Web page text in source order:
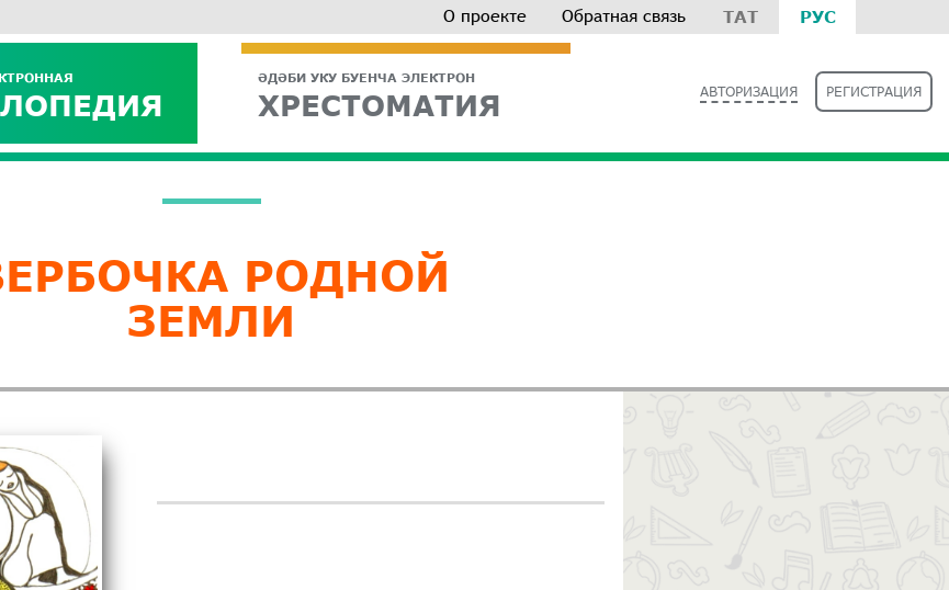
ТАТ РУС
О проекте Обратная связь
ӘДӘБИ УКУ БУЕНЧА ЭЛЕКТРОН
ХРЕСТОМАТИЯ АВТОРИЗАЦИЯ РЕГИСТРАЦИЯ
РОДНОЙ
ЗЕМЛИ